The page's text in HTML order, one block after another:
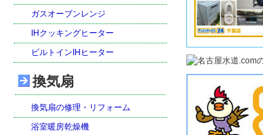
ガスオーブンレンジ
IHクッキングヒーター
ビルトインIHヒーター
換気扇
換気扇の修理・リフォーム
浴室暖房乾燥機